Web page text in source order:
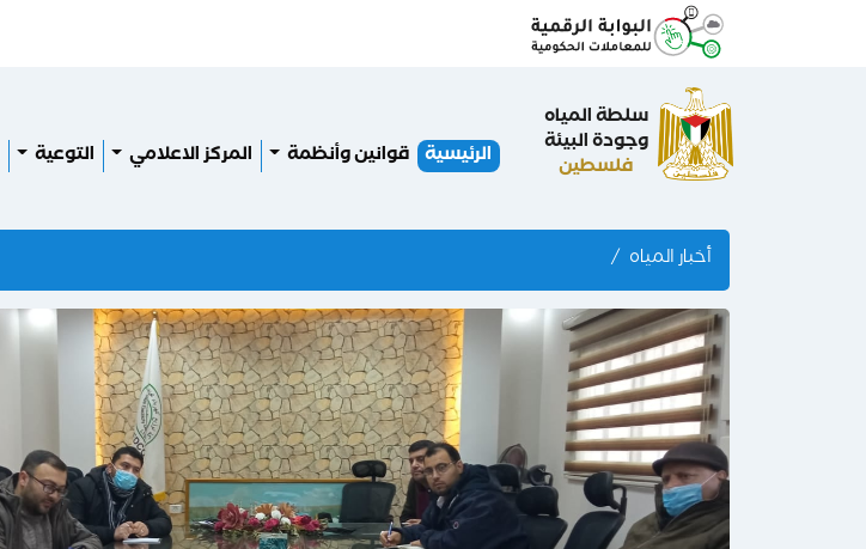
سلطة المياه
وجودة البيئة
فلسطين الرئيسية قوانين وأنظمة المركز الاعلامي التوعية
أخبار المياه